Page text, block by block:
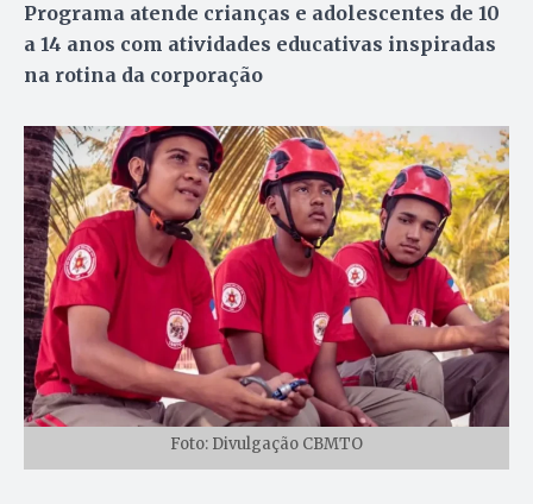
Programa atende crianças e adolescentes de 10
a 14 anos com atividades educativas inspiradas
na rotina da corporação
Foto: Divulgação CBMTO